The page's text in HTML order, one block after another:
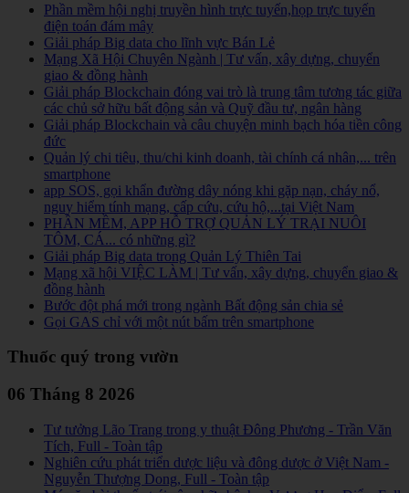
Phần mềm hội nghị truyền hình trực tuyến,họp trực tuyến
điện toán đám mây
Giải pháp Big data cho lĩnh vực Bán Lẻ
Mạng Xã Hội Chuyên Ngành | Tư vấn, xây dựng, chuyển
giao & đồng hành
Giải pháp Blockchain đóng vai trò là trung tâm tương tác giữa
các chủ sở hữu bất động sản và Quỹ đầu tư, ngân hàng
Giải pháp Blockchain và câu chuyện minh bạch hóa tiền công
đức
Quản lý chi tiêu, thu/chi kinh doanh, tài chính cá nhân,... trên
smartphone
app SOS, gọi khẩn đường dây nóng khi gặp nạn, cháy nổ,
nguy hiểm tính mạng, cấp cứu, cứu hộ,...tại Việt Nam
PHẦN MỀM, APP HỖ TRỢ QUẢN LÝ TRẠI NUÔI
TÔM, CÁ... có những gì?
Giải pháp Big data trong Quản Lý Thiên Tai
Mạng xã hội VIỆC LÀM | Tư vấn, xây dựng, chuyển giao &
đồng hành
Bước đột phá mới trong ngành Bất động sản chia sẻ
Gọi GAS chỉ với một nút bấm trên smartphone
Thuốc quý trong vườn
06 Tháng 8 2026
Tư tưởng Lão Trang trong y thuật Đông Phương - Trần Văn
Tích, Full - Toàn tập
Nghiên cứu phát triển dược liệu và đông dược ở Việt Nam -
Nguyễn Thượng Dong, Full - Toàn tập